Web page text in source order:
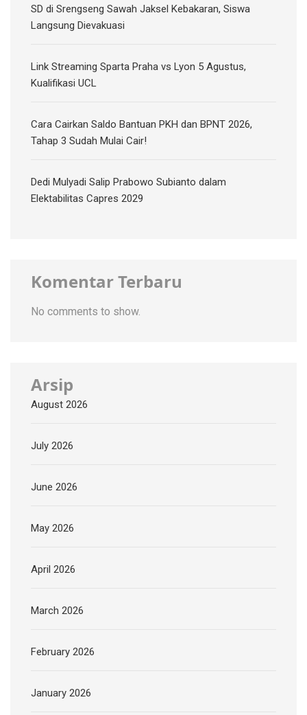
SD di Srengseng Sawah Jaksel Kebakaran, Siswa
Langsung Dievakuasi
Link Streaming Sparta Praha vs Lyon 5 Agustus,
Kualifikasi UCL
Cara Cairkan Saldo Bantuan PKH dan BPNT 2026,
Tahap 3 Sudah Mulai Cair!
Dedi Mulyadi Salip Prabowo Subianto dalam
Elektabilitas Capres 2029
Komentar Terbaru
No comments to show.
Arsip
August 2026
July 2026
June 2026
May 2026
April 2026
March 2026
February 2026
January 2026